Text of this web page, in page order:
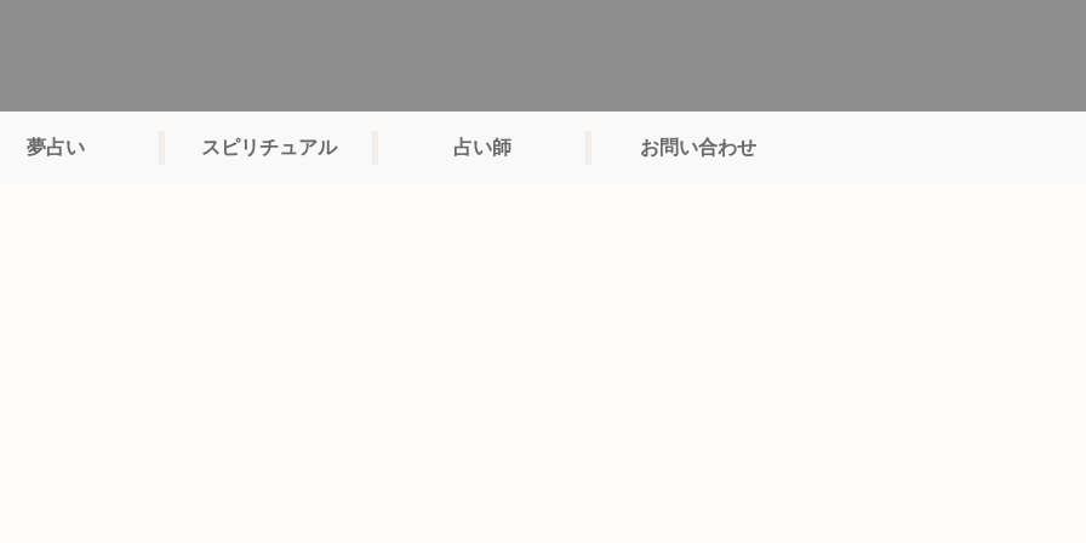
夢占い スピリチュアル 占い師 お問い合わせ